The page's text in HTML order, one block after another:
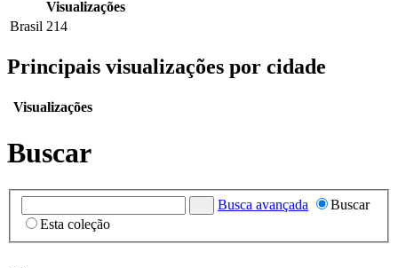
Visualizações
Brasil 214
Principais visualizações por cidade
Visualizações
Buscar
Busca avançada
Buscar
Esta coleção